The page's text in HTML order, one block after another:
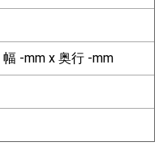
-mm x 奥行 -mm